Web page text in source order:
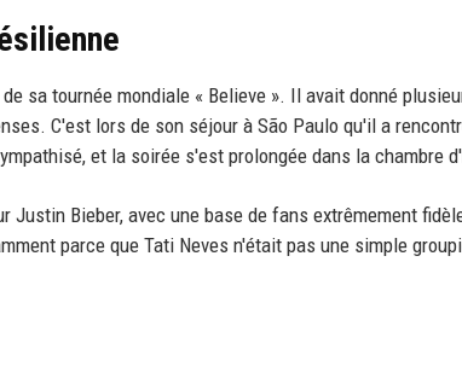
sa tournée mondiale « Believe ». Il avait donné
C'est lors de son séjour à São Paulo qu'il a
et la soirée s'est prolongée dans la chambre
Justin Bieber, avec une base de fans extrêmement
parce que Tati Neves n'était pas une simple